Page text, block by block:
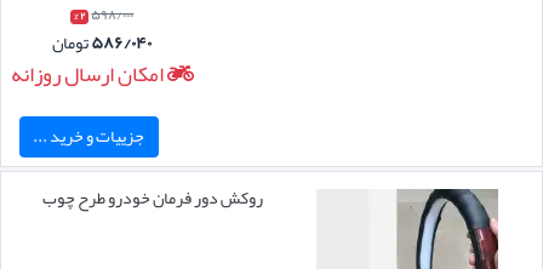
۵۹۸/۰۰۰ ۲ %
۵۸۶/۰۴۰تومان
امکان ارسال روزانه
جزییات و خرید ...
روکش دور فرمان خودرو طرح چوب